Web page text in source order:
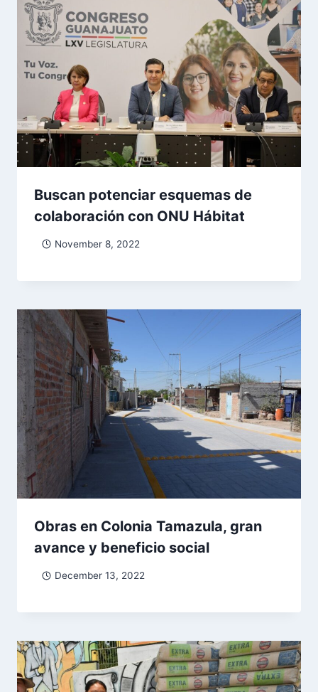
Buscan potenciar esquemas de
colaboración con ONU Hábitat
November 8, 2022
Obras en Colonia Tamazula, gran
avance y beneficio social
December 13, 2022